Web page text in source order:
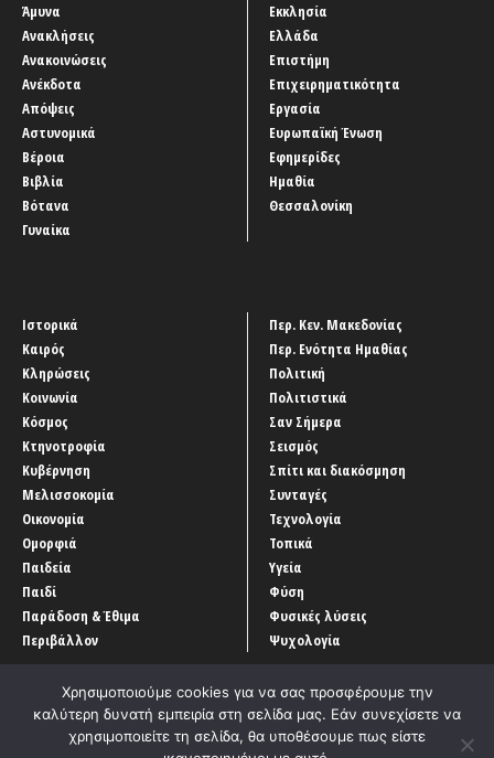
Άμυνα
Ανακλήσεις
Ανακοινώσεις
Ανέκδοτα
Απόψεις
Αστυνομικά
Βέροια
Βιβλία
Βότανα
Γυναίκα
Εκκλησία
Ελλάδα
Επιστήμη
Επιχειρηματικότητα
Εργασία
Ευρωπαϊκή Ένωση
Εφημερίδες
Ημαθία
Θεσσαλονίκη
Ιστορικά
Καιρός
Κληρώσεις
Κοινωνία
Κόσμος
Κτηνοτροφία
Κυβέρνηση
Μελισσοκομία
Οικονομία
Ομορφιά
Παιδεία
Παιδί
Παράδοση & Έθιμα
Περιβάλλον
Περ. Κεν. Μακεδονίας
Περ. Ενότητα Ημαθίας
Πολιτική
Πολιτιστικά
Σαν Σήμερα
Σεισμός
Σπίτι και διακόσμηση
Συνταγές
Τεχνολογία
Τοπικά
Υγεία
Φύση
Φυσικές λύσεις
Ψυχολογία
Χρησιμοποιούμε cookies για να σας προσφέρουμε την
καλύτερη δυνατή εμπειρία στη σελίδα μας. Εάν συνεχίσετε να
χρησιμοποιείτε τη σελίδα, θα υποθέσουμε πως είστε